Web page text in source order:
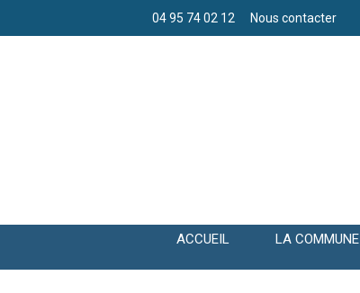
04 95 74 02 12 Nous contacter
ACCUEIL LA COMMUNE